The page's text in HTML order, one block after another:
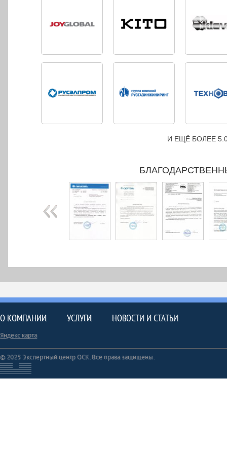
И ЕЩЁ БОЛЕЕ
О КОМПАНИИ УСЛУГИ НОВОСТИ И СТАТЬИ
Яндекс карта
© 2025 Экспертный центр ОСК. Все права защищены.